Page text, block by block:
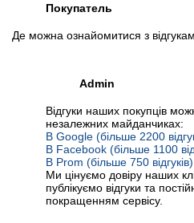
Покупатель
Де можна ознайомитися з
Admin
Відгуки наших покупців
незалежних майданчиках:
В Google (більше 2200
В Facebook (більше 1100
В Prom (більше 750 відгуків)
Ми цінуємо довіру наших
публікуємо відгуки та
покращенням сервісу.